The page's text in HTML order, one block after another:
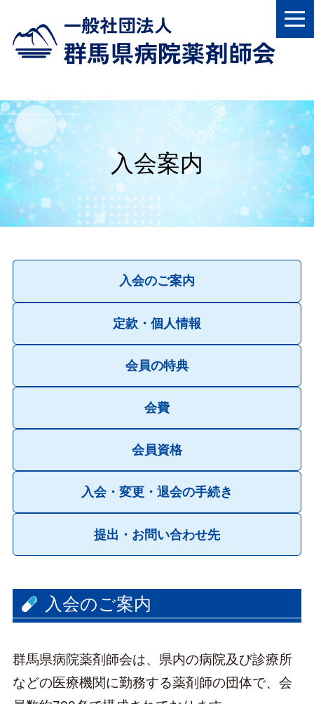
入会案内
入会のご案内
定款・個人情報
会員の特典
会費
会員資格
入会・変更・退会の手続き
提出・お問い合わせ先
入会のご案内
群馬県病院薬剤師会は、県内の病院及び診療所
などの医療機関に勤務する薬剤師の団体で、会